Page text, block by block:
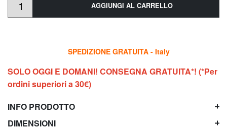
AGGIUNGI AL CARRELLO
SPEDIZIONE GRATUITA - Italy
SOLO OGGI E DOMANI! CONSEGNA GRATUITA*! (*Per
ordini superiori a 30€)
INFO PRODOTTO
DIMENSIONI